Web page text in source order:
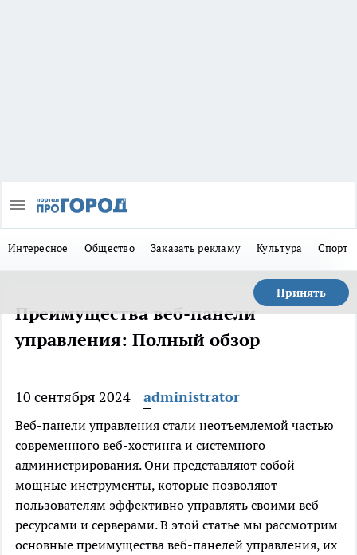
Интересное Общество Заказать рекламу Культура Спорт
Принять
Преимущества веб-панели
управления: Полный обзор
10 сентября 2024 administrator
Веб-панели управления стали неотъемлемой частью
современного веб-хостинга и системного
администрирования. Они представляют собой
мощные инструменты, которые позволяют
пользователям эффективно управлять своими веб-
ресурсами и серверами. В этой статье мы рассмотрим
основные преимущества веб-панелей управления, их